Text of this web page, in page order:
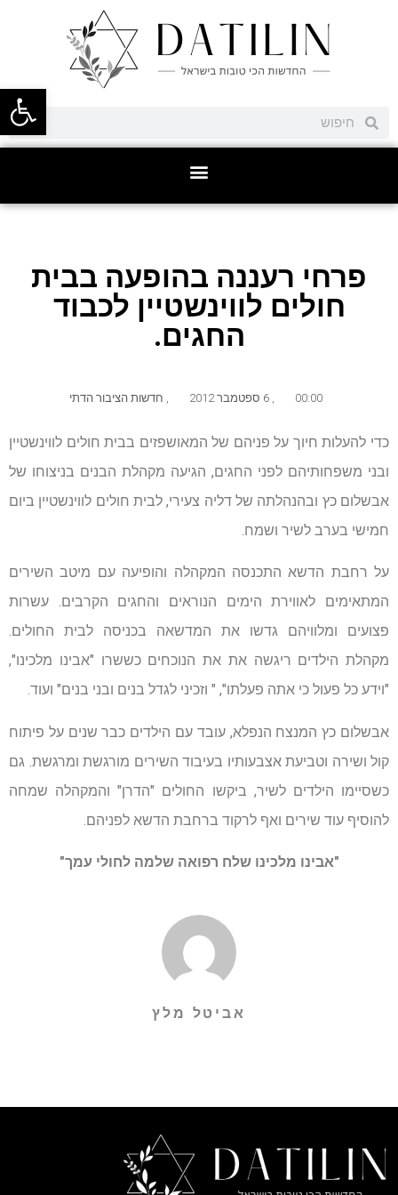
פתח
פרחי רעננה בהופעה בבית
חולים לווינשטיין לכבוד
החגים.
00:00
, 6 ספטמבר 2012 , חדשות הציבור הדתי
כדי להעלות חיוך על פניהם של המאושפזים בבית חולים לווינשטיין
ובני משפחותיהם לפני החגים, הגיעה מקהלת הבנים בניצוחו של
אבשלום כץ ובהנהלתה של דליה צעירי, לבית חולים לווינשטיין ביום
חמישי בערב לשיר ושמח.
על רחבת הדשא התכנסה המקהלה והופיעה עם מיטב השירים
המתאימים לאווירת הימים הנוראים והחגים הקרבים. עשרות
פצועים ומלוויהם גדשו את המדשאה בכניסה לבית החולים.
מקהלת הילדים ריגשה את את הנוכחים כששרו "אבינו מלכינו",
"וידע כל פעול כי אתה פעלתו", " וזכיני לגדל בנים ובני בנים" ועוד.
אבשלום כץ המנצח הנפלא, עובד עם הילדים כבר שנים על פיתוח
קול ושירה וטביעת אצבעותיו בעיבוד השירים מורגשת ומרגשת. גם
כשסיימו הילדים לשיר, ביקשו החולים "הדרן" והמקהלה שמחה
להוסיף עוד שירים ואף לרקוד ברחבת הדשא לפניהם.
"אבינו מלכינו שלח רפואה שלמה לחולי עמך"
אביטל מלץ